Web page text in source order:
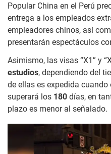
Popular China en el Perú
entrega a los empleados
empleadores chinos, así
presentarán espectáculos
Asimismo, las visas “X1” y
estudios, dependiendo del
de ellas es expedida
superará los 180 días, en
plazo es menor al señalado.